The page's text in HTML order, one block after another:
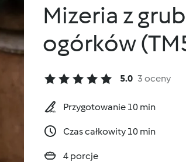
Mizeria z
ogórków
5.0 3 oceny
Przygotowanie 10 min
Czas całkowity 10 min
4 porcje